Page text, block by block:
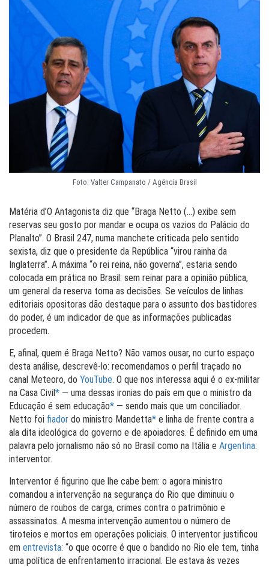
Foto: Valter Campanato / Agência Brasil
Matéria d’O Antagonista diz que “Braga Netto (…) exibe sem
reservas seu gosto por mandar e ocupa os vazios do Palácio do
Planalto”. O Brasil 247, numa manchete criticada pelo sentido
sexista, diz que o presidente da República “virou rainha da
Inglaterra”. A máxima “o rei reina, não governa”, estaria sendo
colocada em prática no Brasil: sem reinar para a opinião pública,
um general da reserva toma as decisões. Se veículos de linhas
editoriais opositoras dão destaque para o assunto dos bastidores
do poder, é um indicador de que as informações publicadas
procedem.
E, afinal, quem é Braga Netto? Não vamos ousar, no curto espaço
desta análise, descrevê-lo: recomendamos o perfil traçado no
canal Meteoro, do YouTube. O que nos interessa aqui é o ex-militar
na Casa Civil* — uma dessas ironias do país em que o ministro da
Educação é sem educação* — sendo mais que um conciliador.
Netto foi fiador do ministro Mandetta* e linha de frente contra a
ala dita ideológica do governo e de apoiadores. É definido em uma
palavra pelo jornalismo não só no Brasil como na Itália e Argentina:
interventor.
Interventor é figurino que lhe cabe bem: o agora ministro
comandou a intervenção na segurança do Rio que diminuiu o
número de roubos de carga, crimes contra o patrimônio e
assassinatos. A mesma intervenção aumentou o número de
tiroteios e mortos em operações policiais. O interventor justificou
em entrevista: “o que ocorre é que o bandido no Rio ele tem, tinha
uma política de enfrentamento irracional. Ele estava às vezes